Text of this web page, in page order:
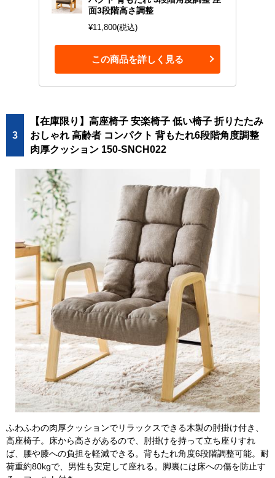
面3段階高さ調整
¥11,800(税込)
この商品を詳しく見る
3
【在庫限り】高座椅子 安楽椅子 低い椅子 折りたたみ
おしゃれ 高齢者 コンパクト 背もたれ6段階角度調整
肉厚クッション 150-SNCH022
ふわふわの肉厚クッションでリラックスできる木製の肘掛け付き、
高座椅子。床から高さがあるので、肘掛けを持って立ち座りすれ
ば、腰や膝への負担を軽減できる。背もたれ角度6段階調整可能。耐
荷重約80kgで、男性も安定して座れる。脚裏には床への傷を防止す